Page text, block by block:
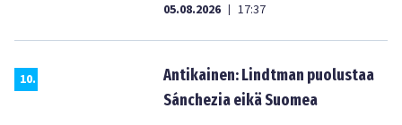
05.08.2026 | 17:37
10.
Antikainen: Lindtman puolustaa
Sánchezia eikä Suomea